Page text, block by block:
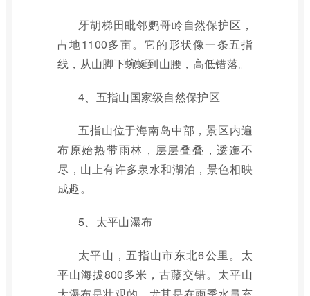
牙胡梯田毗邻鹦哥岭自然保护区，
占地1100多亩。它的形状像一条五指
线，从山脚下蜿蜒到山腰，高低错落。
4、五指山国家级自然保护区
五指山位于海南岛中部，景区内遍
布原始热带雨林，层层叠叠，逶迤不
尽，山上有许多泉水和湖泊，景色相映
成趣。
5、太平山瀑布
太平山，五指山市东北6公里。太
平山海拔800多米，古藤交错。太平山